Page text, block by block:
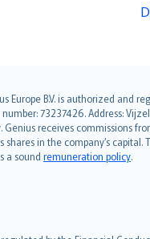
Europe B.V. is authorized
73237426. Address:
receives commissions
in the company’s
a sound remuneration policy.